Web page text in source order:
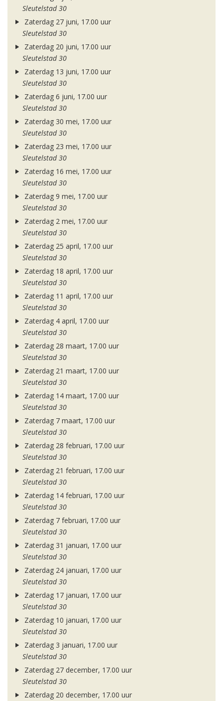
Sleutelstad 30
Zaterdag 27 juni, 17.00 uur
Sleutelstad 30
Zaterdag 20 juni, 17.00 uur
Sleutelstad 30
Zaterdag 13 juni, 17.00 uur
Sleutelstad 30
Zaterdag 6 juni, 17.00 uur
Sleutelstad 30
Zaterdag 30 mei, 17.00 uur
Sleutelstad 30
Zaterdag 23 mei, 17.00 uur
Sleutelstad 30
Zaterdag 16 mei, 17.00 uur
Sleutelstad 30
Zaterdag 9 mei, 17.00 uur
Sleutelstad 30
Zaterdag 2 mei, 17.00 uur
Sleutelstad 30
Zaterdag 25 april, 17.00 uur
Sleutelstad 30
Zaterdag 18 april, 17.00 uur
Sleutelstad 30
Zaterdag 11 april, 17.00 uur
Sleutelstad 30
Zaterdag 4 april, 17.00 uur
Sleutelstad 30
Zaterdag 28 maart, 17.00 uur
Sleutelstad 30
Zaterdag 21 maart, 17.00 uur
Sleutelstad 30
Zaterdag 14 maart, 17.00 uur
Sleutelstad 30
Zaterdag 7 maart, 17.00 uur
Sleutelstad 30
Zaterdag 28 februari, 17.00 uur
Sleutelstad 30
Zaterdag 21 februari, 17.00 uur
Sleutelstad 30
Zaterdag 14 februari, 17.00 uur
Sleutelstad 30
Zaterdag 7 februari, 17.00 uur
Sleutelstad 30
Zaterdag 31 januari, 17.00 uur
Sleutelstad 30
Zaterdag 24 januari, 17.00 uur
Sleutelstad 30
Zaterdag 17 januari, 17.00 uur
Sleutelstad 30
Zaterdag 10 januari, 17.00 uur
Sleutelstad 30
Zaterdag 3 januari, 17.00 uur
Sleutelstad 30
Zaterdag 27 december, 17.00 uur
Sleutelstad 30
Zaterdag 20 december, 17.00 uur